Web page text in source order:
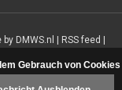
by DMWS.nl RSS feed
Gebrauch von Cookies